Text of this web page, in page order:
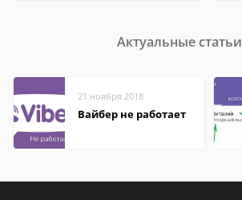
Актуальные статьи
21 ноября 2018
Вайбер не работает